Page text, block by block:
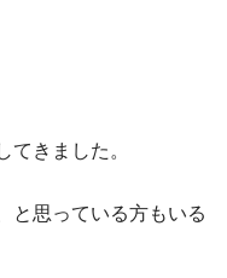
てきました。
と思っている方もいる